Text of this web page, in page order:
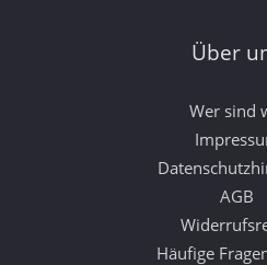
Über
Wer sind
AGB
Häufige